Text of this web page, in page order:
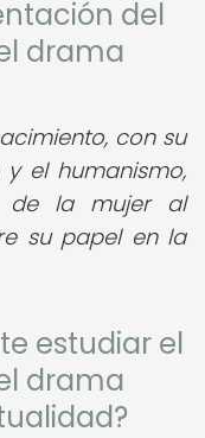
del
drama
con su
el humanismo,
de la mujer al
su papel en la
estudiar el
drama